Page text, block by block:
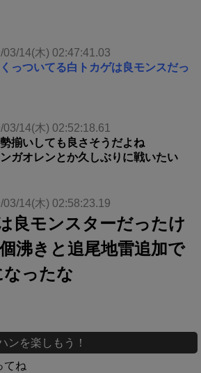
03/14(木) 02:47:41.03
っついてる白トカゲは良モンスだっ
03/14(木) 02:52:18.61
揃いしても良さそうだよね
ガオレンとか久しぶりに戦いたい
03/14(木) 02:58:23.19
良モンスターだったけ
沸きと追尾地雷追加で
ったな
ンを楽しもう！
てね